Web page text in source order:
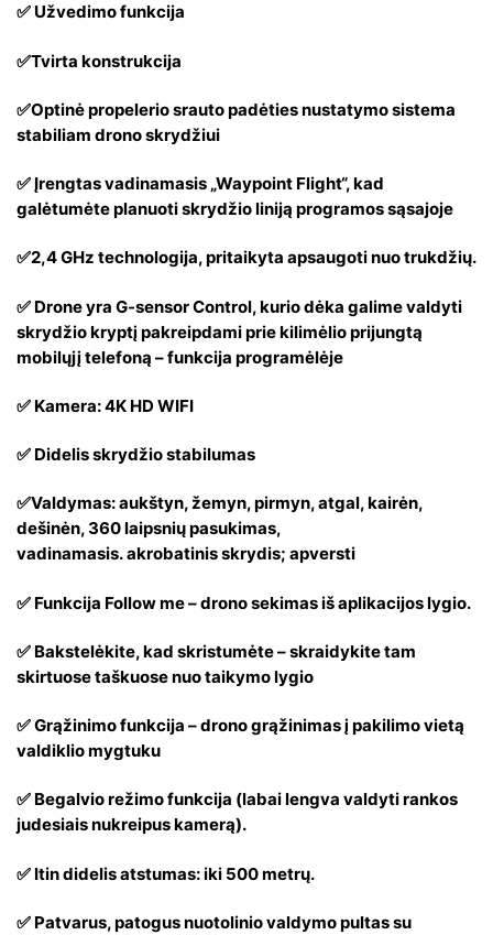
✅ Užvedimo funkcija
✅Tvirta konstrukcija
✅Optinė propelerio srauto padėties nustatymo sistema
stabiliam drono skrydžiui
✅ Įrengtas vadinamasis „Waypoint Flight“, kad
galėtumėte planuoti skrydžio liniją programos sąsajoje
✅2,4 GHz technologija, pritaikyta apsaugoti nuo trukdžių.
✅ Drone yra G-sensor Control, kurio dėka galime valdyti
skrydžio kryptį pakreipdami prie kilimėlio prijungtą
mobilųjį telefoną – funkcija programėlėje
✅ Kamera: 4K HD WIFI
✅ Didelis skrydžio stabilumas
✅Valdymas: aukštyn, žemyn, pirmyn, atgal, kairėn,
dešinėn, 360 laipsnių pasukimas,
vadinamasis. akrobatinis skrydis; apversti
✅ Funkcija Follow me – drono sekimas iš aplikacijos lygio.
✅ Bakstelėkite, kad skristumėte – skraidykite tam
skirtuose taškuose nuo taikymo lygio
✅ Grąžinimo funkcija – drono grąžinimas į pakilimo vietą
valdiklio mygtuku
✅ Begalvio režimo funkcija (labai lengva valdyti rankos
judesiais nukreipus kamerą).
✅ Itin didelis atstumas: iki 500 metrų.
✅ Patvarus, patogus nuotolinio valdymo pultas su